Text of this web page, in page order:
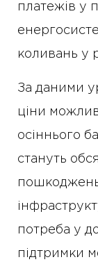
платежів у
коливань у
За даними
ціни
осіннього
стануть
потреба у
підтримки